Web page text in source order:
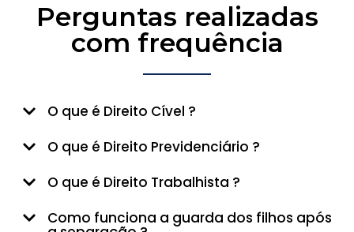
Perguntas realizadas
com frequência
O que é Direito Cível ?
O que é Direito Previdenciário ?
O que é Direito Trabalhista ?
Como funciona a guarda dos filhos após